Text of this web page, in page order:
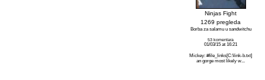
Ninjas Fight
1269 pregleda
Borba za salamu u sandwitchu
53 komentara
01/03/15 at 16:21
Mickey: #file_links[C:\link-b.txt]
an gorge most likely w...